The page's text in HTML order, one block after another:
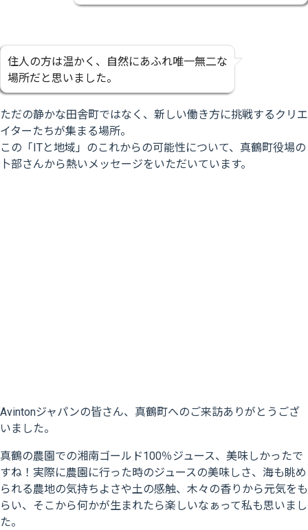
住人の方は温かく、自然にあふれ唯一無二な
場所だと思いました。
ただの静かな田舎町ではなく、新しい働き方に挑戦するクリエ
イターたちが集まる場所。
この「ITと地域」のこれからの可能性について、真鶴町役場の
卜部さんから熱いメッセージをいただいています。
Avintonジャパンの皆さん、真鶴町へのご来訪ありがとうござ
いました。
真鶴の農園での湘南ゴールド100％ジュース、美味しかったで
すね！実際に農園に行った時のジュースの美味しさ、海も眺め
られる農地の気持ちよさや土の感触、木々の香りから元気をも
らい、そこから何かが生まれたら楽しいなぁって私も思いまし
た。